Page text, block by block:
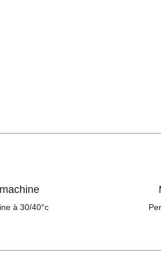
à 30/40°c